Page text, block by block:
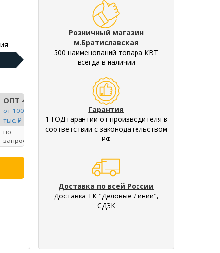
ОПТ 4
от 100
тыс. ₽
по
запросу
Розничный магазин
м.Братиславская
500 наименований товара КВТ
всегда в наличии
Гарантия
1 ГОД гарантии от производителя в
соответствии с законодательством
РФ
Доставка по всей России
Доставка ТК "Деловые Линии",
СДЭК